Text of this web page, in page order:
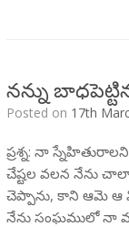
నన్ను
Posted on 17th
ప్రశ్న: నా
చేష్టల వలన నేను
చెప్పాను, కాని ఆమె ఆ
నేను సంఘములో నా